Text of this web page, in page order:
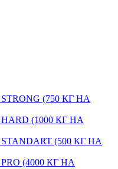
(750 КГ НА
(1000 КГ НА
(500 КГ НА
(4000 КГ НА